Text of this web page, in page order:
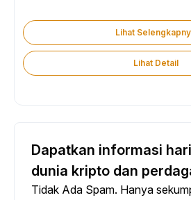
Lihat
Lihat Detail
Dapatkan informasi
dunia kripto dan
Tidak Ada Spam. Hanya